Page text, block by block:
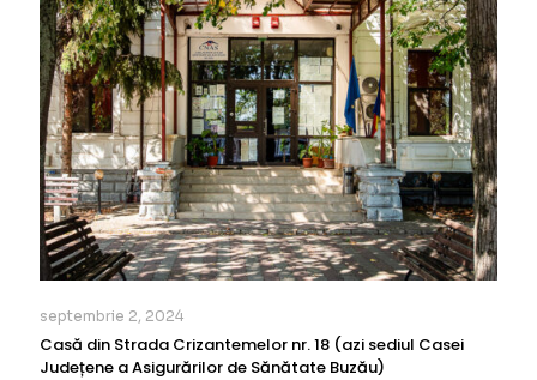
septembrie 2, 2024
Casă din Strada Crizantemelor nr. 18 (azi sediul Casei
Județene a Asigurărilor de Sănătate Buzău)